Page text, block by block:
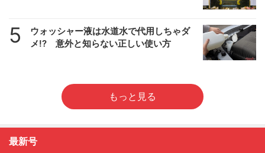
5
ウォッシャー液は水道水で代用しちゃダ
メ!? 意外と知らない正しい使い方
もっと見る
最新号